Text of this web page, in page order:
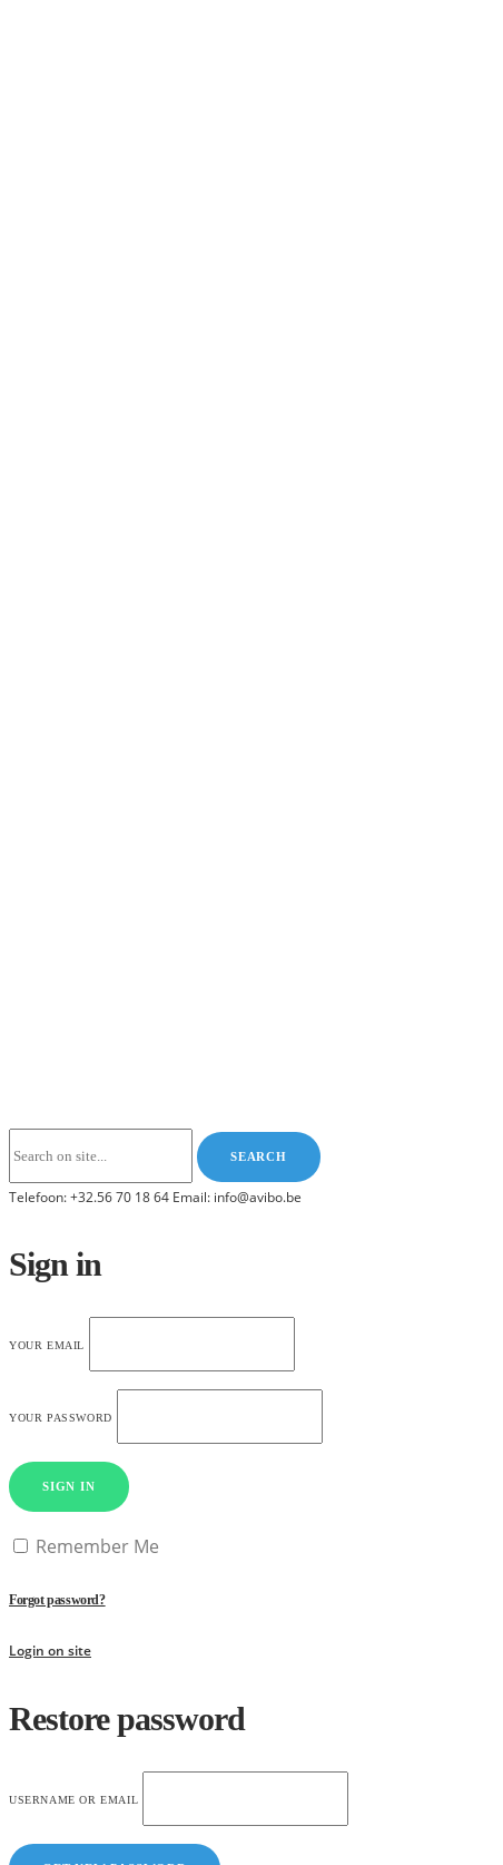
Telefoon: +32.56 70 18 64 Email: info@avibo.be
Sign in
YOUR EMAIL
YOUR PASSWORD
SIGN IN
Remember Me
Forgot password?
Login on site
Restore password
USERNAME OR EMAIL